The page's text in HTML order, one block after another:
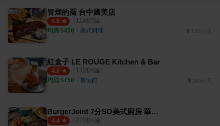
冒煙的喬 台中國美店
4.6 （ 11則評論）
均消 $450 ・ 美式料理 1.51公里
紅盒子 LE ROUGE Kitchen & Bar
4.8 （ 13則評論）
均消 $750 ・ 餐酒館
BurgerJoint 7分SO美式廚房 華美店
4.4 （ 27則評論）